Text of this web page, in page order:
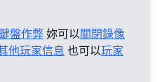
盤作弊妳可以關閉錄像
他玩家信息 也可以玩家